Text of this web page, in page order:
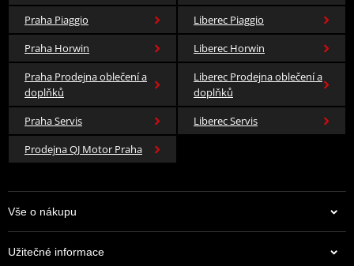
Praha Piaggio
Liberec Piaggio
Praha Horwin
Liberec Horwin
Praha Prodejna oblečení a
doplňků
Liberec Prodejna oblečení a
doplňků
Praha Servis
Liberec Servis
Prodejna QJ Motor Praha
Vše o nákupu
Užitečné informace